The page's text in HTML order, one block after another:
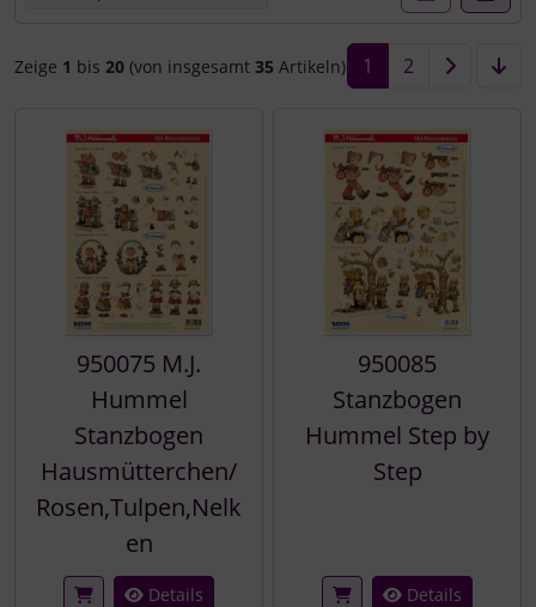
Zeige 1 bis 20 (von insgesamt35 Artikeln) 1 2
950075 M.J.
Hummel
Stanzbogen
Hausmütterchen/
Rosen,Tulpen,Nelk
en
Details
950085
Stanzbogen
Hummel Step by
Step
Details